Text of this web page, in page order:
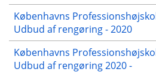
Københavns
Udbud af rengøring - 2020
Københavns
Udbud af rengøring 2020 -